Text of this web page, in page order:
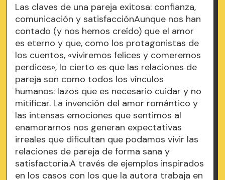
Las claves de una pareja exitosa: confianza,
comunicación y satisfacciónAunque nos han
contado (y nos hemos creído) que el amor
es eterno y que, como los protagonistas de
los cuentos, «viviremos felices y comeremos
perdices», lo cierto es que las relaciones de
pareja son como todos los vínculos
humanos: lazos que es necesario cuidar y no
mitificar. La invención del amor romántico y
las intensas emociones que sentimos al
enamorarnos nos generan expectativas
irreales que dificultan que podamos vivir las
relaciones de pareja de forma sana y
satisfactoria.A través de ejemplos inspirados
en los casos con los que la autora trabaja en